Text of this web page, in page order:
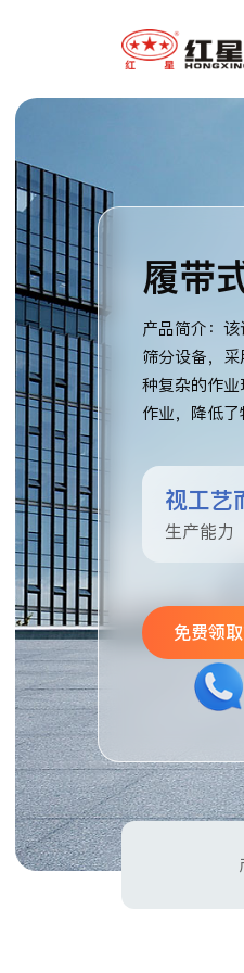
履带
产品简介：
筛分设备，
种复杂的作
作业，降低了
视工艺
生产能力
免费领